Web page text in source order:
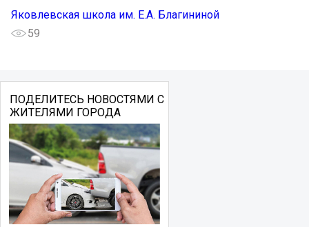
Яковлевская школа им. Е.А. Благининой
59
ПОДЕЛИТЕСЬ НОВОСТЯМИ С
ЖИТЕЛЯМИ ГОРОДА